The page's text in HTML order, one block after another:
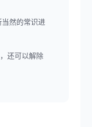
然的常识进
还可以解除